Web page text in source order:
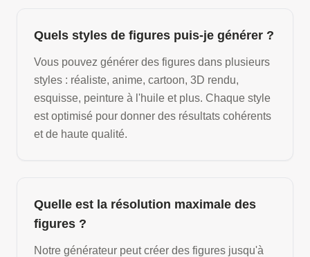
Quels styles de figures puis-je générer ?
Vous pouvez générer des figures dans plusieurs
styles : réaliste, anime, cartoon, 3D rendu,
esquisse, peinture à l'huile et plus. Chaque style
est optimisé pour donner des résultats cohérents
et de haute qualité.
Quelle est la résolution maximale des
figures ?
Notre générateur peut créer des figures jusqu'à